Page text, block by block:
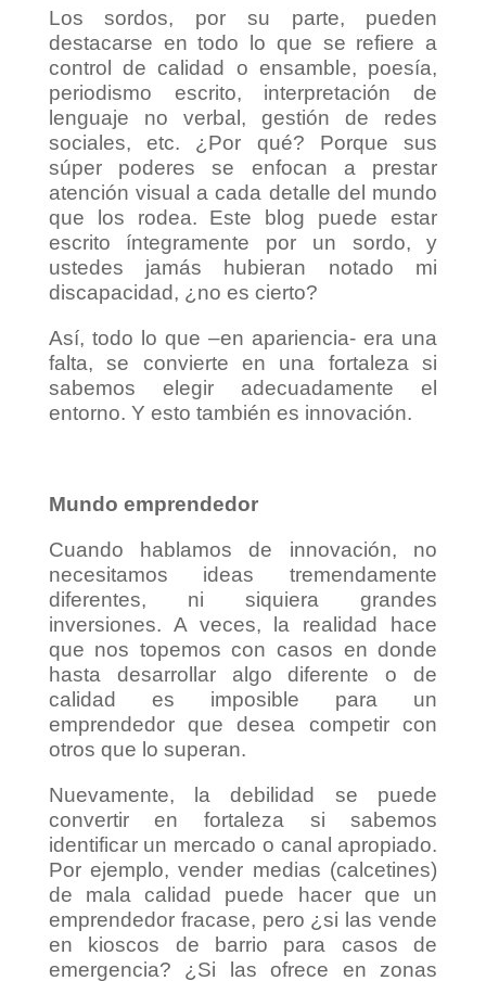
Los sordos, por su parte, pueden
destacarse en todo lo que se refiere a
control de calidad o ensamble, poesía,
periodismo escrito, interpretación de
lenguaje no verbal, gestión de redes
sociales, etc. ¿Por qué? Porque sus
súper poderes se enfocan a prestar
atención visual a cada detalle del mundo
que los rodea. Este blog puede estar
escrito íntegramente por un sordo, y
ustedes jamás hubieran notado mi
discapacidad, ¿no es cierto?
Así, todo lo que –en apariencia- era una
falta, se convierte en una fortaleza si
sabemos elegir adecuadamente el
entorno. Y esto también es innovación.
Mundo emprendedor
Cuando hablamos de innovación, no
necesitamos ideas tremendamente
diferentes, ni siquiera grandes
inversiones. A veces, la realidad hace
que nos topemos con casos en donde
hasta desarrollar algo diferente o de
calidad es imposible para un
emprendedor que desea competir con
otros que lo superan.
Nuevamente, la debilidad se puede
convertir en fortaleza si sabemos
identificar un mercado o canal apropiado.
Por ejemplo, vender medias (calcetines)
de mala calidad puede hacer que un
emprendedor fracase, pero ¿si las vende
en kioscos de barrio para casos de
emergencia? ¿Si las ofrece en zonas